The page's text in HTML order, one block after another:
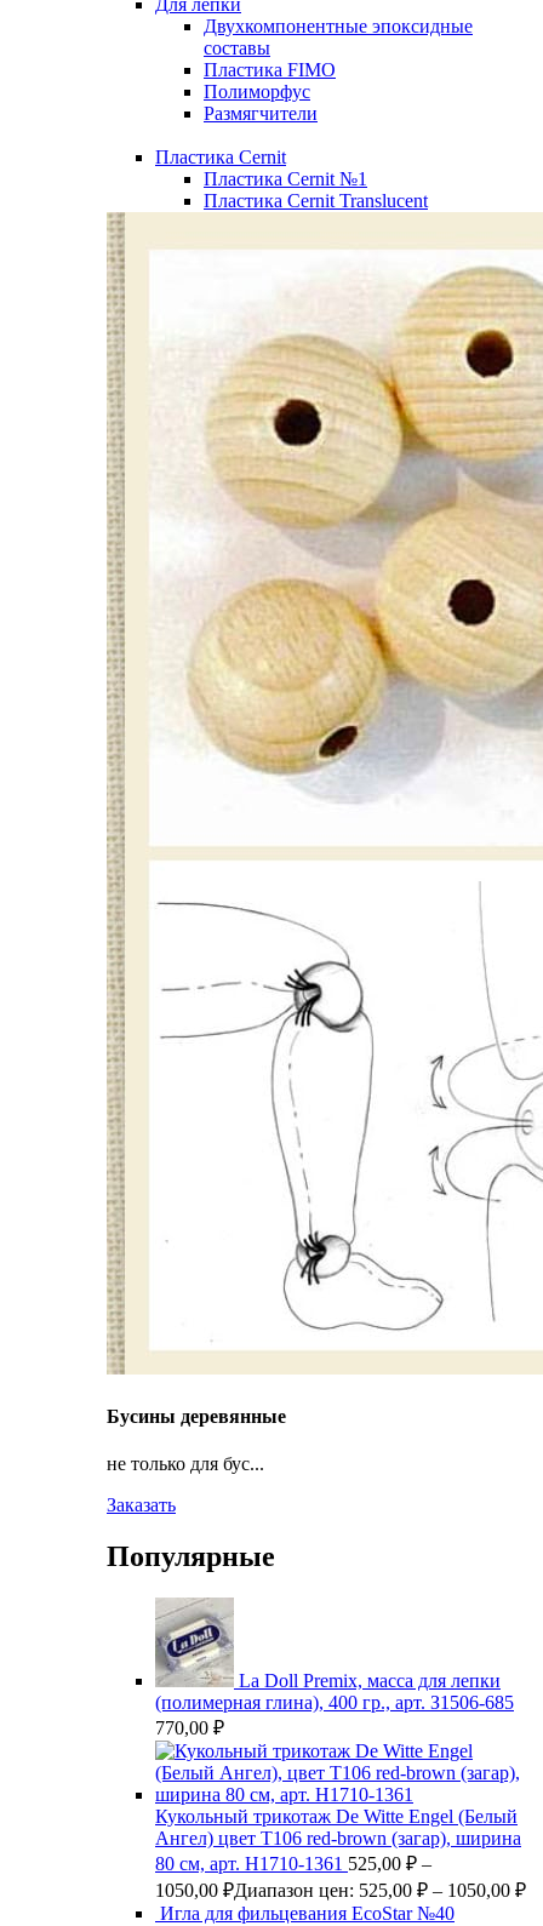
Для лепки
Двухкомпонентные эпоксидные
составы
Пластика FIMO
Полиморфус
Размягчители
Пластика Cernit
Пластика Cernit №1
Пластика Cernit Translucent
Бусины деревянные
не только для бус...
Заказать
Популярные
La Doll Premix, масса для лепки
(полимерная глина), 400 гр., арт. З1506-685
770,00 ₽
Кукольный трикотаж De Witte Engel (Белый
Ангел) цвет Т106 red-brown (загар), ширина
80 см, арт. Н1710-1361 525,00 ₽ –
1050,00 ₽Диапазон цен: 525,00 ₽ – 1050,00 ₽
Игла для фильцевания EcoStar №40